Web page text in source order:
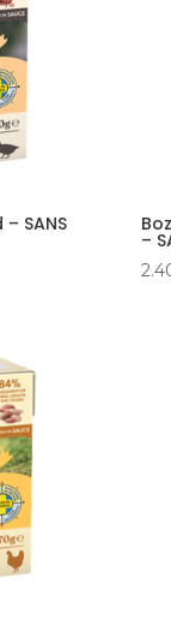
SANS
–